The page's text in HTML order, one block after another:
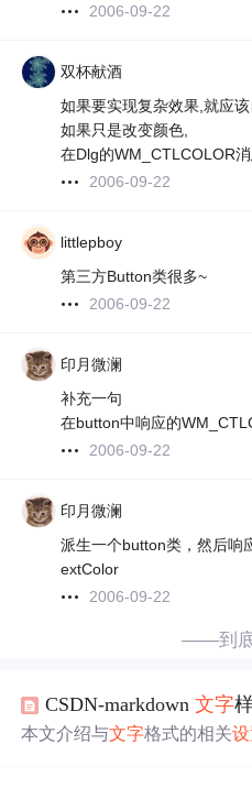
2006-09-22
双杯献酒
如果要实现复杂效果,就应
如果只是改变颜色,
在Dlg的WM_CTLCOLOR
2006-09-22
littlepboy
第三方Button类很多~
2006-09-22
印月微澜
补充一句
在button中响应的
2006-09-22
印月微澜
派生一个button类，然后响
extColor
2006-09-22
——到
CSDN-markdown文字
本文介绍与文字格式的相关